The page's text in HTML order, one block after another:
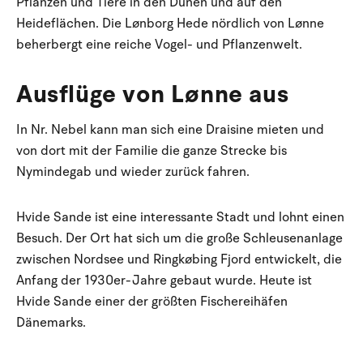
Heideflächen. Die Lønborg Hede nördlich von Lønne
beherbergt eine reiche Vogel- und Pflanzenwelt.
Ausflüge von Lønne aus
In Nr. Nebel kann man sich eine Draisine mieten und
von dort mit der Familie die ganze Strecke bis
Nymindegab und wieder zurück fahren.
Hvide Sande ist eine interessante Stadt und lohnt einen
Besuch. Der Ort hat sich um die große Schleusenanlage
zwischen Nordsee und Ringkøbing Fjord entwickelt, die
Anfang der 1930er-Jahre gebaut wurde. Heute ist
Hvide Sande einer der größten Fischereihäfen
Dänemarks.